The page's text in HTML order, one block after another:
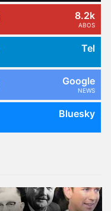
8.2k
ABOS
Tel
Google
NEWS
Bluesky